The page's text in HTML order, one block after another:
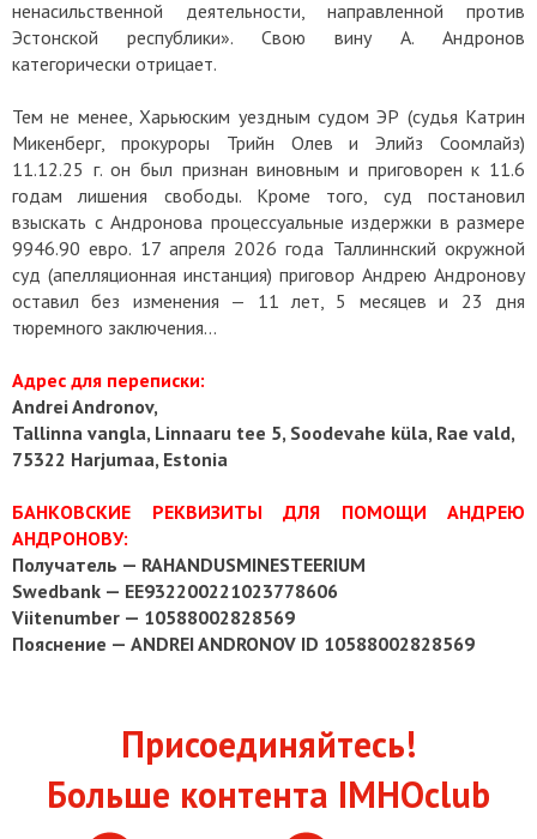
ненасильственной деятельности, направленной против
Эстонской республики». Свою вину А. Андронов
категорически отрицает.
Тем не менее, Харьюским уездным судом ЭР (судья Катрин
Микенберг, прокуроры Трийн Олев и Элийз Соомлайз)
11.12.25 г. он был признан виновным и приговорен к 11.6
годам лишения свободы. Кроме того, суд постановил
взыскать с Андронова процессуальные издержки в размере
9946.90 евро. 17 апреля 2026 года Таллиннский окружной
суд (апелляционная инстанция) приговор Андрею Андронову
оставил без изменения — 11 лет, 5 месяцев и 23 дня
тюремного заключения…
Адрес для переписки:
Andrei Andronov,
Tallinna vangla, Linnaaru tee 5, Soodevahe küla, Rae vald,
75322 Harjumaa, Estonia
БАНКОВСКИЕ РЕКВИЗИТЫ ДЛЯ ПОМОЩИ АНДРЕЮ
АНДРОНОВУ:
Получатель — RAHANDUSMINESTEERIUM
Swedbank — EE932200221023778606
Viitenumber — 10588002828569
Пояснение — ANDREI ANDRONOV ID 10588002828569
Присоединяйтесь!
Больше контента IMHOclub